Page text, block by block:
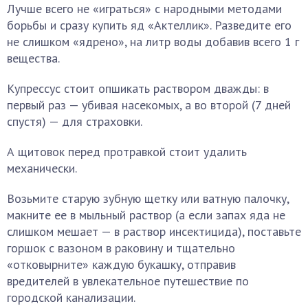
Лучше всего не «играться» с народными методами
борьбы и сразу купить яд «Актеллик». Разведите его
не слишком «ядрено», на литр воды добавив всего 1 г
вещества.
Купрессус стоит опшикать раствором дважды: в
первый раз — убивая насекомых, а во второй (7 дней
спустя) — для страховки.
А щитовок перед протравкой стоит удалить
механически.
Возьмите старую зубную щетку или ватную палочку,
макните ее в мыльный раствор (а если запах яда не
слишком мешает — в раствор инсектицида), поставьте
горшок с вазоном в раковину и тщательно
«отковырните» каждую букашку, отправив
вредителей в увлекательное путешествие по
городской канализации.